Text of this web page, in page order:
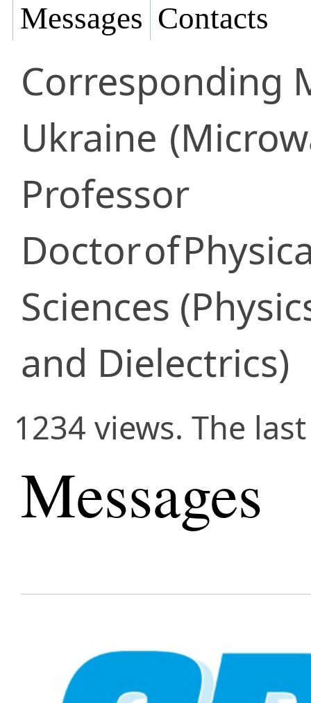
Messages Contacts
Corresponding
Ukraine
Professor
Doctorof
Sciences
and Dielectrics)
1234 views. The
Messages